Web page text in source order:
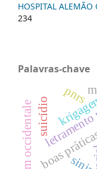
HOSPITAL ALEMÃO
234
Palavras-chave
boaspnrs
suicídio